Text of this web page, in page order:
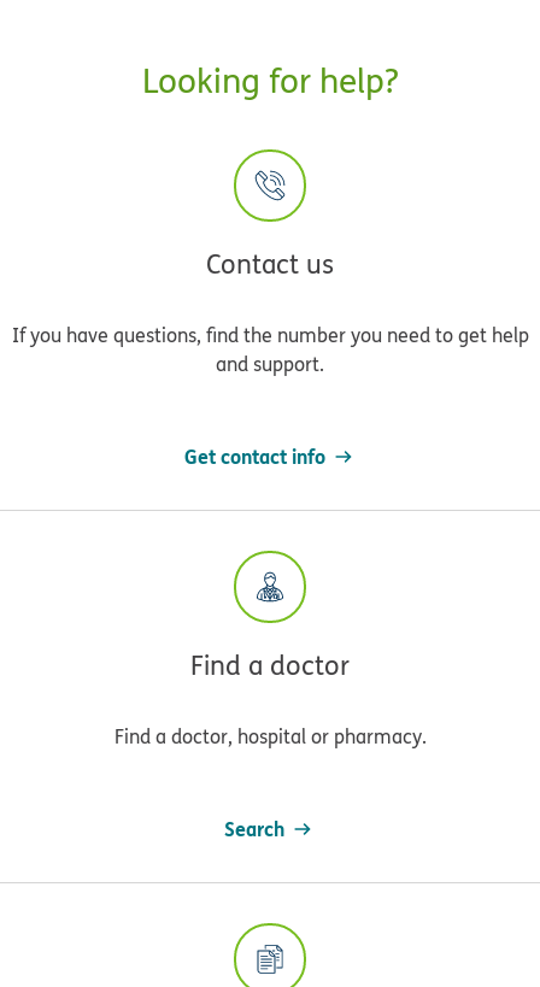
Looking for help?
Contact us
If you have questions, find the number you need to get help
and support.
Get contact info
Find a doctor
Find a doctor, hospital or pharmacy.
Search